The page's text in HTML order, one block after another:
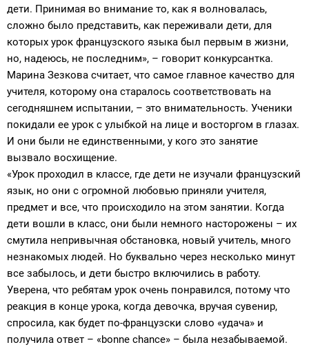
дети. Принимая во внимание то, как я волновалась,
сложно было представить, как переживали дети, для
которых урок французского языка был первым в жизни,
но, надеюсь, не последним», – говорит конкурсантка.
Марина Зезкова считает, что самое главное качество для
учителя, которому она старалось соответствовать на
сегодняшнем испытании, – это внимательность. Ученики
покидали ее урок с улыбкой на лице и восторгом в глазах.
И они были не единственными, у кого это занятие
вызвало восхищение.
«Урок проходил в классе, где дети не изучали французский
язык, но они с огромной любовью приняли учителя,
предмет и все, что происходило на этом занятии. Когда
дети вошли в класс, они были немного насторожены – их
смутила непривычная обстановка, новый учитель, много
незнакомых людей. Но буквально через несколько минут
все забылось, и дети быстро включились в работу.
Уверена, что ребятам урок очень понравился, потому что
реакция в конце урока, когда девочка, вручая сувенир,
спросила, как будет по-французски слово «удача» и
получила ответ – «bonne chance» – была незабываемой.